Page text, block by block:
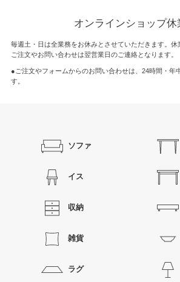
オンラインショップ休
毎週土・日は全業務をお休みとさせていただきます。
ご注文やお問い合わせは翌営業日のご連絡となります。
●ご注文やフォームからのお問い合わせは、 24時間・年
す。
ソファ
イス
収納
雑貨
ラグ